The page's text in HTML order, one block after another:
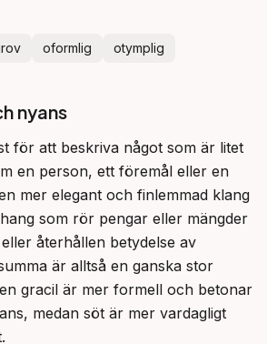
oformlig otymplig
nyans
för att beskriva något som är litet
en person, ett föremål eller en
mer elegant och finlemmad klang
som rör pengar eller mängder
är alltså en ganska stor
gracil är mer formell och betonar
medan söt är mer vardagligt